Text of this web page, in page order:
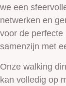
we een
netwerken en
voor de perfecte
samenzijn met
Onze walking
kan volledig op